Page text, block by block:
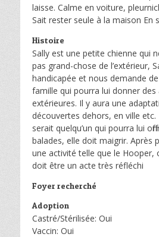
laisse. Calme en voiture,
Sait rester seule à la maison En
Histoire
Sally est une petite chienne qui
pas grand-chose de l’extérieur,
handicapée et nous demande
famille qui pourra lui donner des
extérieures. Il y aura une
découvertes dehors, en ville
serait quelqu’un qui pourra lui
balades, elle doit maigrir. Après
une activité telle que le Hooper,
doit être un acte très réfléchi
Foyer recherché
Adoption
Castré/Stérilisée: Oui
Vaccin: Oui